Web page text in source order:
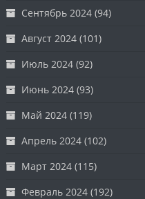
Сентябрь 2024 (94)
Август 2024 (101)
Июль 2024 (92)
Июнь 2024 (93)
Май 2024 (119)
Апрель 2024 (102)
Март 2024 (115)
Февраль 2024 (192)